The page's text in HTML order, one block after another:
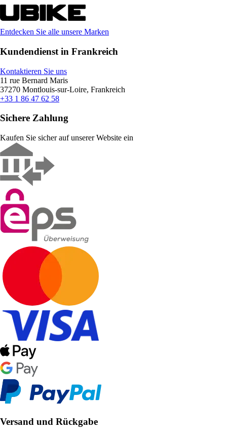
Entdecken Sie alle unsere Marken
Kundendienst in Frankreich
Kontaktieren Sie uns
11 rue Bernard Maris
37270 Montlouis-sur-Loire, Frankreich
+33 1 86 47 62 58
Sichere Zahlung
Kaufen Sie sicher auf unserer Website ein
Versand und Rückgabe